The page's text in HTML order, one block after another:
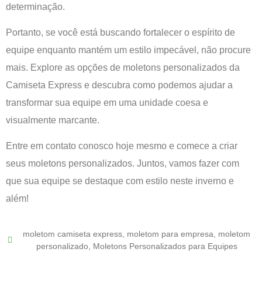
determinação.
Portanto, se você está buscando fortalecer o espírito de
equipe enquanto mantém um estilo impecável, não procure
mais. Explore as opções de moletons personalizados da
Camiseta Express e descubra como podemos ajudar a
transformar sua equipe em uma unidade coesa e
visualmente marcante.
Entre em contato conosco hoje mesmo e comece a criar
seus moletons personalizados. Juntos, vamos fazer com
que sua equipe se destaque com estilo neste inverno e
além!
moletom camiseta express moletom para empresa
moletom
personalizado, Moletons Personalizados para Equipes